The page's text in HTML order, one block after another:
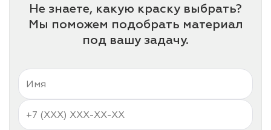
Не знаете, какую краску выбрать?
Мы поможем подобрать материал
под вашу задачу.